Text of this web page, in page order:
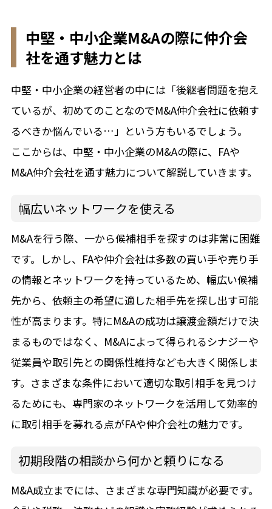
中堅・中小企業M&Aの際に仲介会
社を通す魅力とは
中堅・中小企業の経営者の中には「後継者問題を抱え
ているが、初めてのことなのでM&A仲介会社に依頼す
るべきか悩んでいる…」という方もいるでしょう。
ここからは、中堅・中小企業のM&Aの際に、FAや
M&A仲介会社を通す魅力について解説していきます。
幅広いネットワークを使える
M&Aを行う際、一から候補相手を探すのは非常に困難
です。しかし、FAや仲介会社は多数の買い手や売り手
の情報とネットワークを持っているため、幅広い候補
先から、依頼主の希望に適した相手先を探し出す可能
性が高まります。特にM&Aの成功は譲渡金額だけで決
まるものではなく、M&Aによって得られるシナジーや
従業員や取引先との関係性維持なども大きく関係しま
す。さまざまな条件において適切な取引相手を見つけ
るためにも、専門家のネットワークを活用して効率的
に取引相手を募れる点がFAや仲介会社の魅力です。
初期段階の相談から何かと頼りになる
M&A成立までには、さまざまな専門知識が必要です。